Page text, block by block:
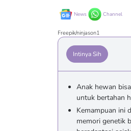
News Channel
Freepik/ninjason1
Intinya Sih
Anak hewan
untuk bertahan
Kemampuan ini
memori genetik